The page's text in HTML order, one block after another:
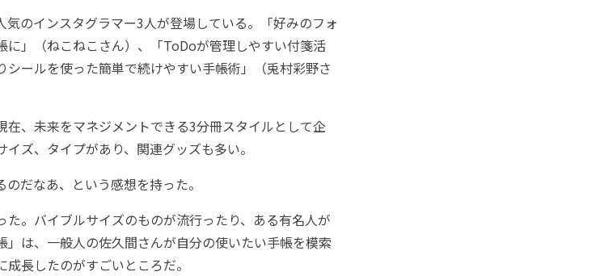
のインスタグラマー3人が登場している。「好みのフォ
に」（ねこねこさん）、「ToDoが管理しやすい付箋活
ールを使った簡単で続けやすい手帳術」（兎村彩野さ
、未来をマネジメントできる3分冊スタイルとして企
ズ、タイプがあり、関連グッズも多い。
だなあ、という感想を持った。
。バイブルサイズのものが流行ったり、ある有名人が
は、一般人の佐久間さんが自分の使いたい手帳を模索
長したのがすごいところだ。